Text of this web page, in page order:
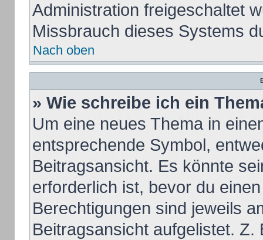
Administration freigeschaltet
Missbrauch dieses Systems
Nach oben
» Wie schreibe ich ein
Um eine neues Thema in
entsprechende Symbol,
Beitragsansicht. Es könnte
erforderlich ist, bevor du
Berechtigungen sind jeweils
Beitragsansicht aufgelistet. Z.